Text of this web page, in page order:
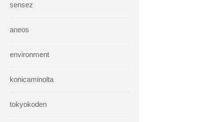
sensez
aneos
environment
konicaminolta
tokyokoden